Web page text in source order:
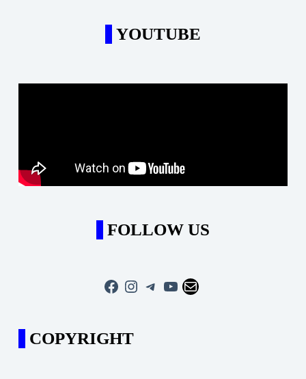
YOUTUBE
FOLLOW US
Facebook
Instagram
Telegram
YouTube
Mail
COPYRIGHT